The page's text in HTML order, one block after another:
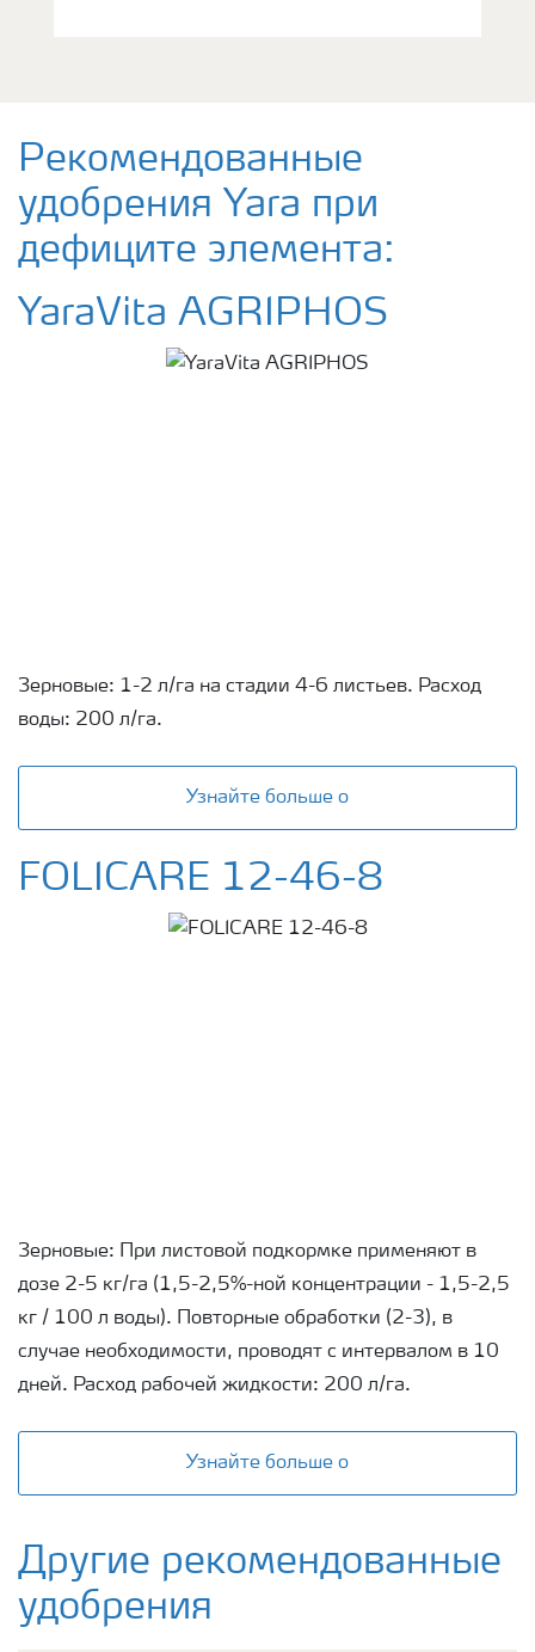
Рекомендованные
удобрения Yara при
дефиците элемента:
YaraVita AGRIPHOS
Зерновые: 1-2 л/га на стадии 4-6 листьев. Расход
воды: 200 л/га.
Узнайте больше о
FOLICARE 12-46-8
Зерновые: При листовой подкормке применяют в
дозе 2-5 кг/га (1,5-2,5%-ной концентрации - 1,5-2,5
кг / 100 л воды). Повторные обработки (2-3), в
случае необходимости, проводят с интервалом в 10
дней. Расход рабочей жидкости: 200 л/га.
Узнайте больше о
Другие рекомендованные
удобрения